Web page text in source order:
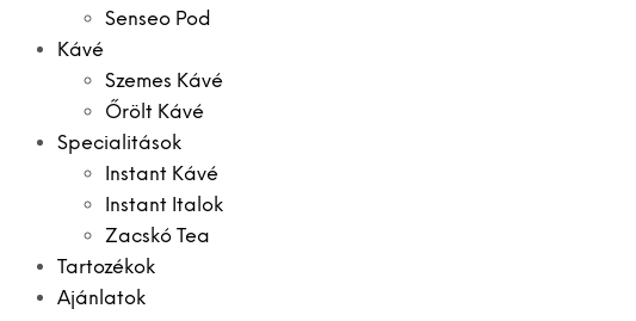
Senseo Pod
Kávé
Szemes Kávé
Őrölt Kávé
Specialitások
Instant Kávé
Instant Italok
Zacskó Tea
Tartozékok
Ajánlatok